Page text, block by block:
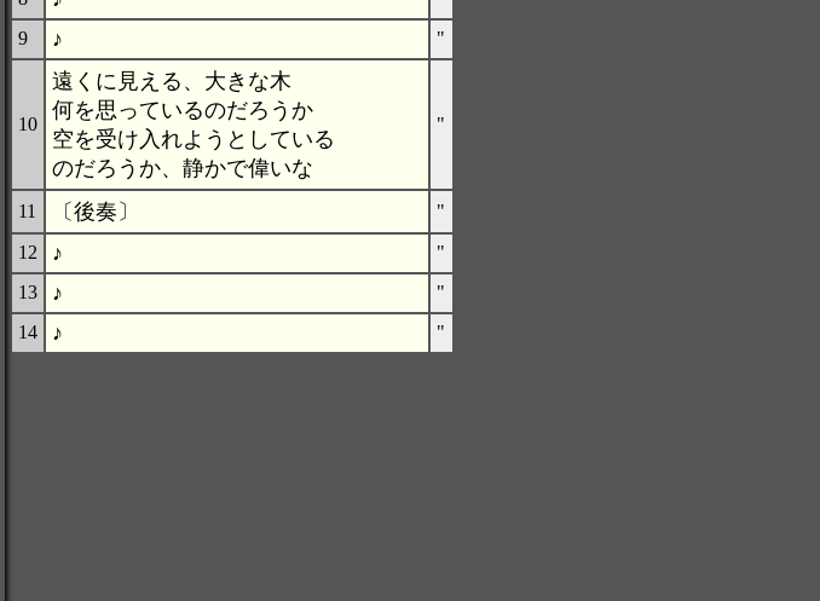
9
♪ "
10
遠くに見える、大きな木
何を思っているのだろうか
空を受け入れようとしている
のだろうか、静かで偉いな
"
11 〔後奏〕
"
12
♪
"
13
♪
"
14
♪ "